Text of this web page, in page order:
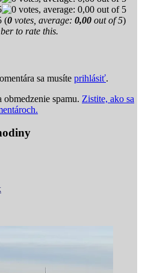
(0 votes, average: 0,00 out of 5)
to rate this.
sa musíte prihlásiť.
spamu. Zistite, ako sa